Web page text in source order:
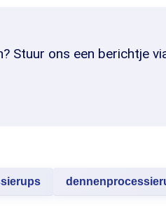
Stuur ons een berichtje